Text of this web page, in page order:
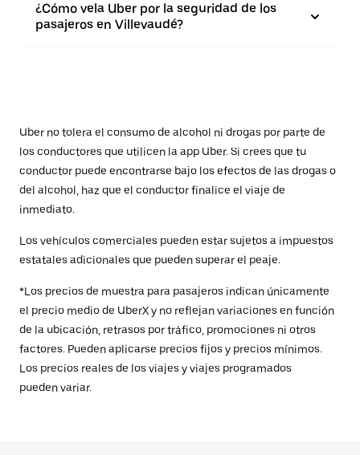
¿Cómo vela Uber por la seguridad de los
pasajeros en Villevaudé?
Uber no tolera el consumo de alcohol ni drogas por parte de
los conductores que utilicen la app Uber. Si crees que tu
conductor puede encontrarse bajo los efectos de las drogas o
del alcohol, haz que el conductor finalice el viaje de
inmediato.
Los vehículos comerciales pueden estar sujetos a impuestos
estatales adicionales que pueden superar el peaje.
*Los precios de muestra para pasajeros indican únicamente
el precio medio de UberX y no reflejan variaciones en función
de la ubicación, retrasos por tráfico, promociones ni otros
factores. Pueden aplicarse precios fijos y precios mínimos.
Los precios reales de los viajes y viajes programados
pueden variar.